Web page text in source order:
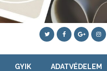
GYIK ADATVÉDELEM